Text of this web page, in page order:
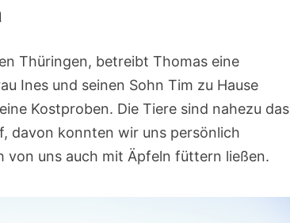
Thüringen, betreibt Thomas eine
Ines und seinen Sohn Tim zu Hause
Kostproben. Die Tiere sind nahezu das
davon konnten wir uns persönlich
von uns auch mit Äpfeln füttern ließen.